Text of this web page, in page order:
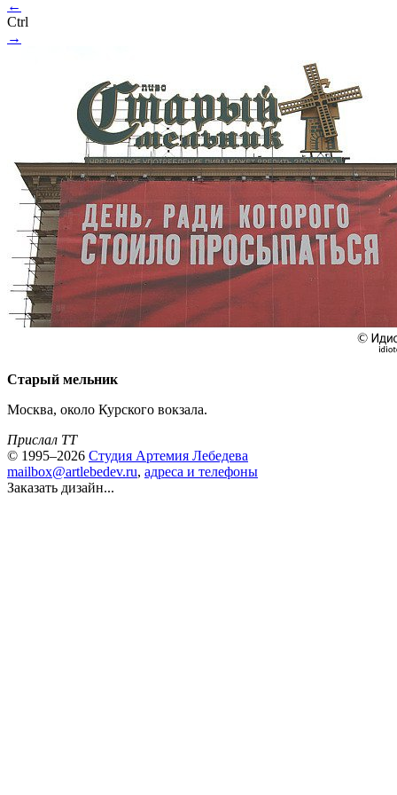
←
Ctrl
→
Старый мельник
Москва, около Курского вокзала.
Прислал TT
© 1995–2026 Студия Артемия Лебедева
mailbox@artlebedev.ru, адреса и телефоны
Заказать дизайн...